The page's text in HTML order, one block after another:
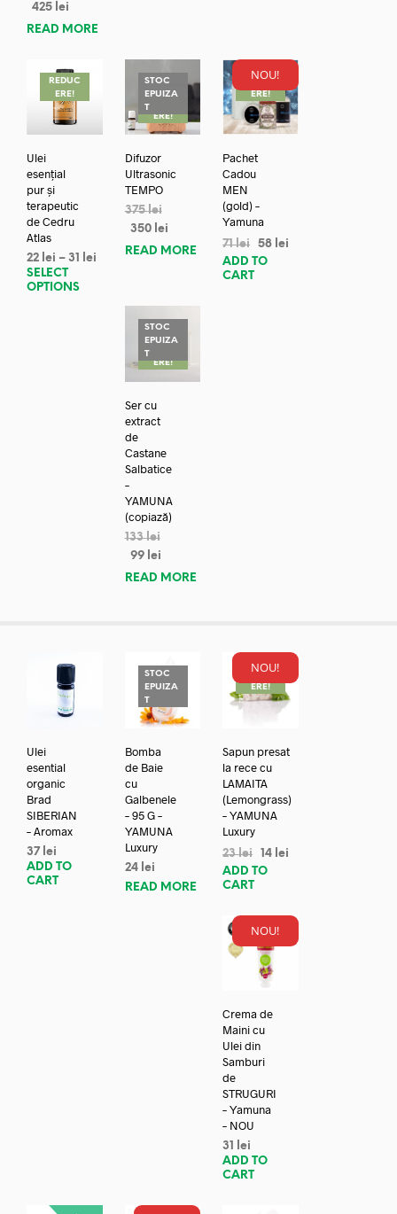
425 lei
READ MORE
REDUC
ERE!
Ulei
esențial
pur și
terapeutic
de Cedru
Atlas
22 lei – 31
lei
SELECT
OPTIONS
STOC
EPUIZA
TREDUC
ERE!
Difuzor
Ultrasonic
TEMPO
375lei
350 lei
READ MORE
NOU!
REDUC
ERE!
Pachet
Cadou
MEN
(gold) –
Yamuna
71lei 58 lei
ADD TO
CART
STOC
EPUIZA
TREDUC
ERE!
Ser cu
extract
de
Castane
Salbatice
–
YAMUNA
(copiază)
133lei
99 lei
READ MORE
Ulei
esential
organic
Brad
SIBERIAN
– Aromax
37 lei
ADD TO
CART
STOC
EPUIZA
T
Bomba
de Baie
cu
Galbenele
– 95 G –
YAMUNA
Luxury
24 lei
READ MORE
NOU!
REDUC
ERE!
Sapun presat
la rece cu
LAMAITA
(Lemongrass)
– YAMUNA
Luxury
23lei 14 lei
ADD TO
CART
NOU!
Crema de
Maini cu
Ulei din
Samburi
de
STRUGURI
– Yamuna
– NOU
31
lei
ADD TO
CART